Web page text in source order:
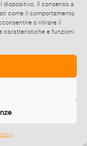
dispositivo. Il consenso a
come il comportamento
o ritirare il
caratteristiche e funzioni.